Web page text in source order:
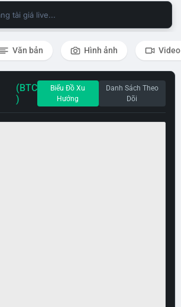
tải giá live...
Văn bản Hình ảnh Video
(BTC
)
Biểu Đồ Xu
Hướng
Danh Sách Theo
Dõi